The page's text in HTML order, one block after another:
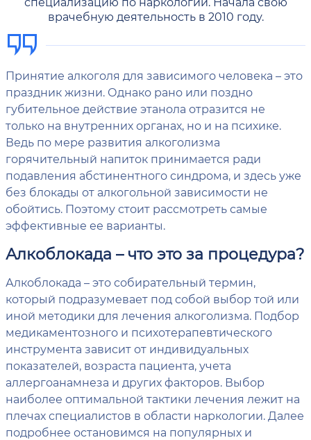
врачебную деятельность в 2010 году.
Принятие алкоголя для зависимого человека – это
праздник жизни. Однако рано или поздно
губительное действие этанола отразится не
только на внутренних органах, но и на психике.
Ведь по мере развития алкоголизма
горячительный напиток принимается ради
подавления абстинентного синдрома, и здесь уже
без блокады от алкогольной зависимости не
обойтись. Поэтому стоит рассмотреть самые
эффективные ее варианты.
Алкоблокада – что это за процедура?
Алкоблокада – это собирательный термин,
который подразумевает под собой выбор той или
иной методики для лечения алкоголизма. Подбор
медикаментозного и психотерапевтического
инструмента зависит от индивидуальных
показателей, возраста пациента, учета
аллергоанамнеза и других факторов. Выбор
наиболее оптимальной тактики лечения лежит на
плечах специалистов в области наркологии. Далее
подробнее остановимся на популярных и